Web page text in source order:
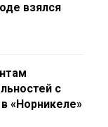
взялся
с
«Норникеле»